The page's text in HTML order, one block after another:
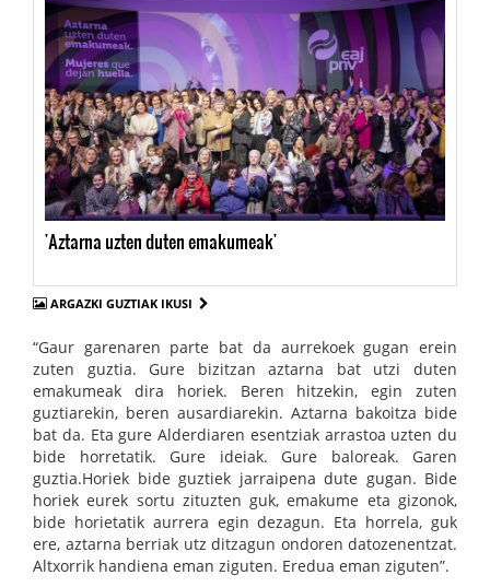
'Aztarna uzten duten emakumeak'
ARGAZKI GUZTIAK IKUSI
“Gaur garenaren parte bat da aurrekoek gugan erein
zuten guztia. Gure bizitzan aztarna bat utzi duten
emakumeak dira horiek. Beren hitzekin, egin zuten
guztiarekin, beren ausardiarekin. Aztarna bakoitza bide
bat da. Eta gure Alderdiaren esentziak arrastoa uzten du
bide horretatik. Gure ideiak. Gure baloreak. Garen
guztia.Horiek bide guztiek jarraipena dute gugan. Bide
horiek eurek sortu zituzten guk, emakume eta gizonok,
bide horietatik aurrera egin dezagun. Eta horrela, guk
ere, aztarna berriak utz ditzagun ondoren datozenentzat.
Altxorrik handiena eman ziguten. Eredua eman ziguten”.